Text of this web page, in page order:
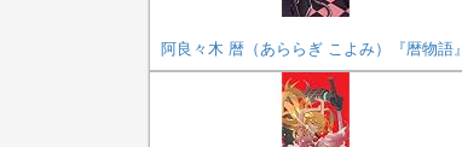
阿良々木 暦（あららぎ こよみ）『暦物語』